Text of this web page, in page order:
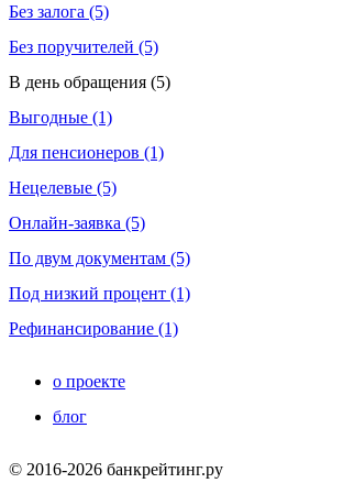
Без залога (5)
Без поручителей (5)
В день обращения (5)
Выгодные (1)
Для пенсионеров (1)
Нецелевые (5)
Онлайн-заявка (5)
По двум документам (5)
Под низкий процент (1)
Рефинансирование (1)
о проекте
блог
© 2016-2026 банкрейтинг.ру